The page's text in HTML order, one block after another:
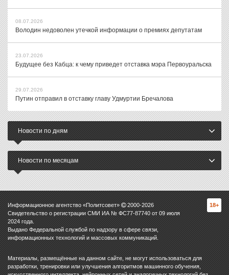
08.07.2026
Володин недоволен утечкой информации о премиях депутатам
23.07.2026
Будущее без Кабца: к чему приведет отставка мэра Первоуральска
29.07.2026
Путин отправил в отставку главу Удмуртии Бречалова
Новости по дням
Новости по месяцам
Информационное агентство «Политсовет» 2000-2026
Свидетельство о регистрации СМИ ИА № ФС77-87740 от 09 июля
2024 года.
Выдано Федеральной службой по надзору в сфере связи,
информационных технологий и массовых коммуникаций.
18+
Материалы, размещённые на данном сайте, не могут использоваться для
разработки, тренировки или улучшения алгоритмов машинного обучения,